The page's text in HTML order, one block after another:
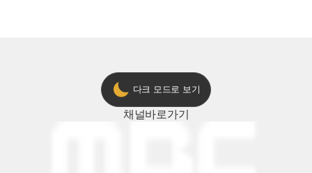
다크 모드로 보기
채널바로가기